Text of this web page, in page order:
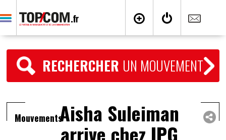
RECHERCHER UN MOUVEMENT
MouvementsAisha Suleiman
arrive chez IPG